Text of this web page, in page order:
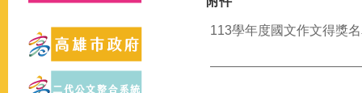
113學年度國文作文得獎